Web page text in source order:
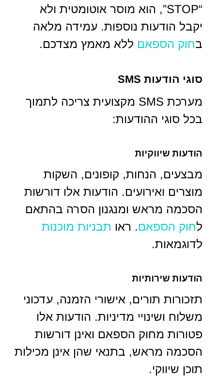
“STOP”, הוא מוסר אוטומטית ולא
יקבל הודעות נוספות. עמידה מלאה
בחוק הספאם ללא מאמץ מצדכם.
סוגי הודעות SMS
מערכת SMS מקצועית צריכה לתמוך
בכל סוגי ההודעות:
הודעות שיווקיות
מבצעים, הנחות, קופונים, השקות
מוצרים ואירועים. הודעות אלו דורשות
הסכמה מראש ומנגנון הסרה בהתאם
לחוק הספאם. ראו תבניות מוכנות
לדוגמאות.
הודעות שירותיות
תזכורות תורים, אישורי הזמנה, עדכוני
משלוח ושינויי מדיניות. הודעות אלו
פטורות מחוק הספאם ואינן דורשות
הסכמה מראש, בתנאי שהן אינן מכילות
תוכן שיווקי.